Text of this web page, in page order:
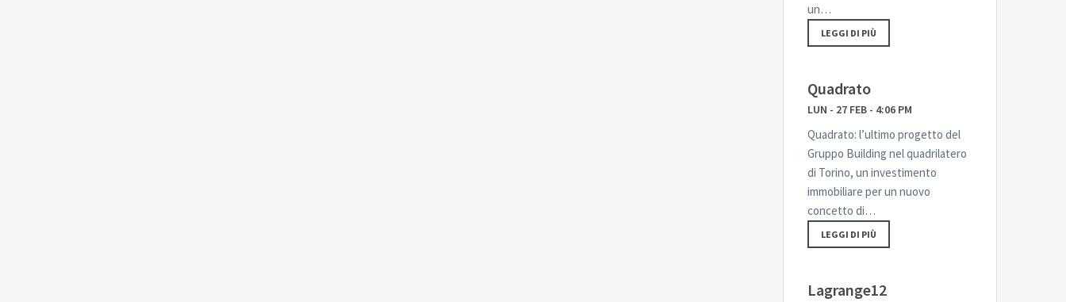
un…
LEGGI DI PIÙ
Quadrato
LUN - 27 FEB - 4:06 PM
Quadrato: l’ultimo progetto del
Gruppo Building nel quadrilatero
di Torino, un investimento
immobiliare per un nuovo
concetto di…
LEGGI DI PIÙ
Lagrange12